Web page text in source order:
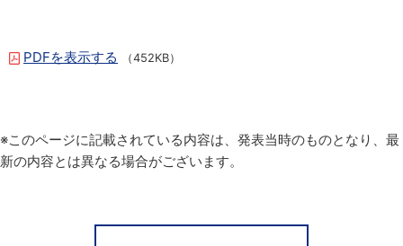
PDFを表示する （452KB）
※このページに記載されている内容は、発表当時のものとなり、最
新の内容とは異なる場合がございます。